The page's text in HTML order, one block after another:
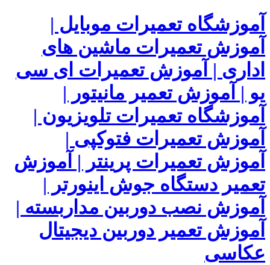
آموزشگاه تعمیرات موبایل |
آموزش تعمیرات ماشین های
اداری | آموزش تعمیرات ای سی
یو | آموزش تعمیر مانیتور |
آموزشگاه تعمیرات تلویزیون |
آموزش تعمیرات فتوکپی |
آموزش تعمیرات پرینتر | آموزش
تعمیر دستگاه جوش اینورتر |
آموزش نصب دوربین مداربسته |
آموزش تعمیر دوربین دیجیتال
عکاسی